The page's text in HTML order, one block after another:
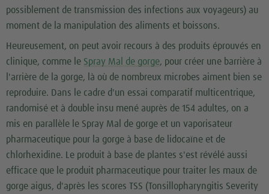
possiblement de transmission des infections aux voyageurs) au
moment de la manipulation des aliments et boissons.
Heureusement, on peut avoir recours à des produits éprouvés en
clinique, comme le Spray Mal de gorge, pour créer une barrière à
l'arrière de la gorge, là où de nombreux microbes aiment bien se
reproduire. Dans le cadre d'un essai comparatif multicentrique,
randomisé et à double insu mené auprès de 154 adultes, on a
mis en parallèle le Spray Mal de gorge et un vaporisateur
pharmaceutique pour la gorge à base de lidocaïne et de
chlorhexidine. Le produit à base de plantes s'est révélé aussi
efficace que le produit pharmaceutique pour traiter les maux de
gorge aigus, d'après les scores TSS (Tonsillopharyngitis Severity